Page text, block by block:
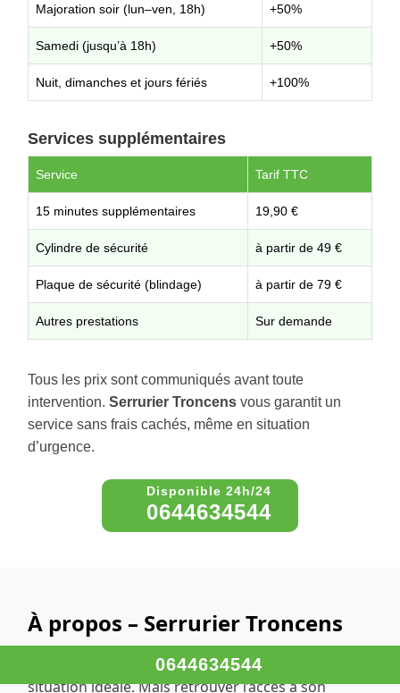
Majoration soir (lun–ven, 18h) +50%
Samedi (jusqu’à 18h) +50%
Nuit, dimanches et jours fériés +100%
Services supplémentaires
Service Tarif TTC
15 minutes supplémentaires 19,90 €
Cylindre de sécurité à partir de 49 €
Plaque de sécurité (blindage) à partir de 79 €
Autres prestations Sur demande
Tous les prix sont communiqués avant toute
intervention. Serrurier Troncens vous garantit un
service sans frais cachés, même en situation
d’urgence.
0644634544
À propos – Serrurier Troncens
Faire appel à un serrurier n’est jamais une
situation idéale. Mais retrouver l’accès à son
0644634544